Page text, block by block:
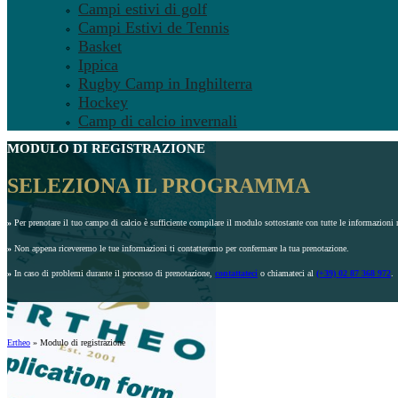
Campi estivi di golf
Campi Estivi de Tennis
Basket
Ippica
Rugby Camp in Inghilterra
Hockey
Camp di calcio invernali
MODULO DI REGISTRAZIONE
SELEZIONA IL PROGRAMMA
» Per prenotare il tuo campo di calcio è sufficiente compilare il modulo sottostante con tutte le informazioni
» Non appena riceveremo le tue informazioni ti contatteremo per confermare la tua prenotazione.
» In caso di problemi durante il processo di prenotazione, contattateci o chiamateci al (+39) 02 87 368 972
Ertheo » Modulo di registrazione